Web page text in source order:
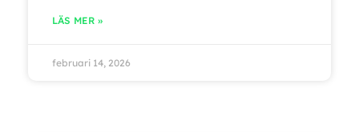
LÄS MER »
februari 14, 2026